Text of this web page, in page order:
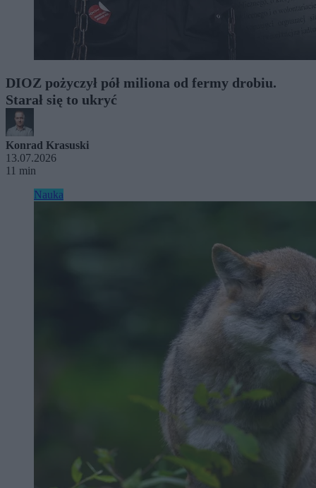
DIOZ pożyczył pół miliona od fermy drobiu.
Starał się to ukryć
Konrad Krasuski
13.07.2026
11 min
Nauka